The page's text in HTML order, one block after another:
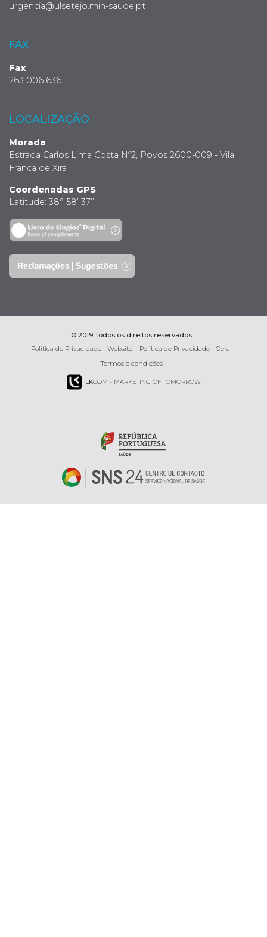
urgencia@ulsetejo.min-saude.pt
FAX
Fax
263 006 636
LOCALIZAÇÃO
Morada
Estrada Carlos Lima Costa Nº2, Povos 2600-009 - Vila
Franca de Xira
Coordenadas GPS
Latitude: 38° 58’ 37’’
© 2019 Todos os direitos reservados
Política de Privacidade - Website
Política de Privacidade - Geral
Termos e condições
LKCOM - MARKETING OF TOMORROW